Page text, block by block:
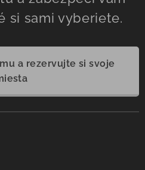
si sami vyberiete.
a rezervujte si svoje